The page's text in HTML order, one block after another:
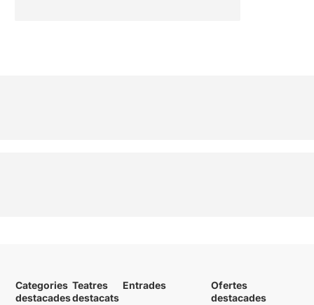
Categories
destacades
Teatres
destacats
Entrades
Ofertes
destacades